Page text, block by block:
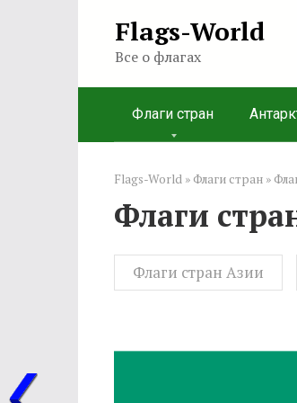
Flags-World
Все о флагах
Флаги стран
Flags-World » Флаги стран »
Флаги
Флаги стран Азии